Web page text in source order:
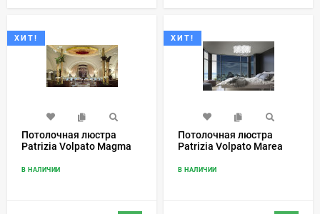
ХИТ!
Потолочная люстра
Patrizia Volpato Magma
В НАЛИЧИИ
ХИТ!
Потолочная люстра
Patrizia Volpato Marea
В НАЛИЧИИ